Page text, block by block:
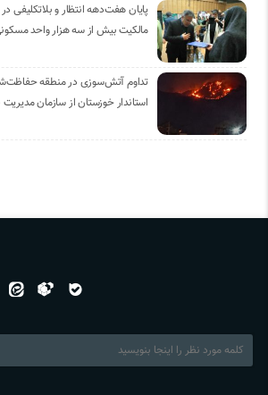
پایان هفت‌دهه انتظار و بلاتکلیفی
مالکیت بیش از سه هزار واحد
تداوم آتش‌سوزی در منطقه
استاندار خوزستان از سازمان مدیریت